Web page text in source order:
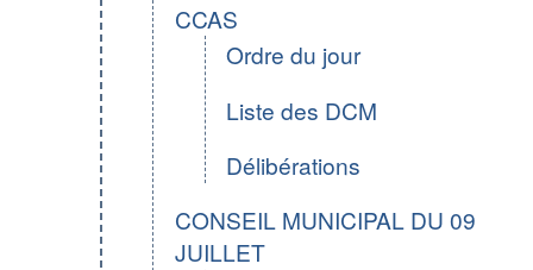
CCAS
Ordre du jour
Liste des DCM
Délibérations
CONSEIL MUNICIPAL DU 09
JUILLET